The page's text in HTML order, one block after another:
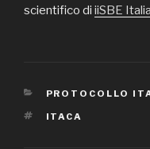
scientifico di iiSBE Italia
CATEGORIE
PROTOCOLLO
TAG
ITACA